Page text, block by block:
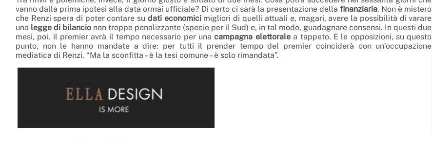
vanno dalla prima ipotesi alla data ormai ufficiale? Di certo ci sarà la presentazione dellafinanziaria. Non è mistero
che Renzi spera di poter contare su dati economicimigliori di quelli attuali e, magari, avere la possibilità di varare
una legge di bilancio non troppo penalizzante (specie per il Sud) e, in tal modo, guadagnare consensi. In questi due
mesi, poi, il premier avrà il tempo necessario per unacampagna elettorale a tappeto. E le opposizioni, su questo
punto, non le hanno mandate a dire: per tutti il prender tempo del premier coinciderà con un’occupazione
mediatica di Renzi. “Ma la sconfitta – è la tesi comune – è solo rimandata”.